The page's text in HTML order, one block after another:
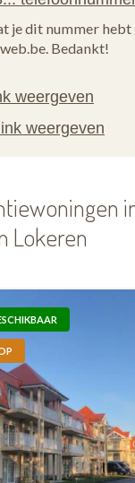
je dit nummer hebt
Bedankt!
Lokeren